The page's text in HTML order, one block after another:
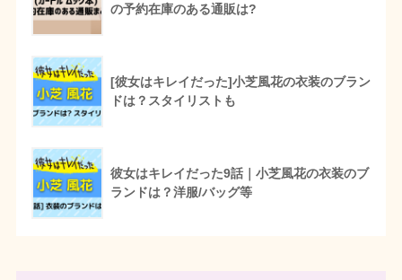
の予約在庫のある通販は?
[彼女はキレイだった]小芝風花の衣装のブラン
ドは？スタイリストも
彼女はキレイだった9話｜小芝風花の衣装のブ
ランドは？洋服/バッグ等